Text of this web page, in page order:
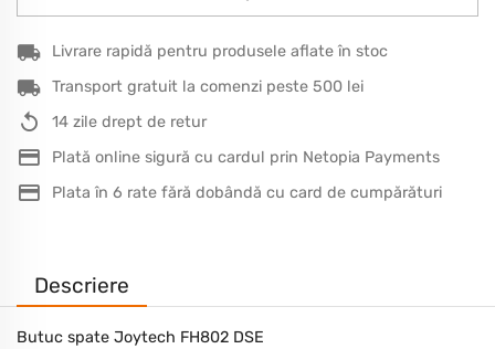
Livrare rapidă pentru produsele aflate în stoc
Transport gratuit la comenzi peste 500 lei
14 zile drept de retur
Plată online sigură cu cardul prin Netopia Payments
Plata în 6 rate fără dobândă cu card de cumpărături
Descriere
Butuc spate Joytech FH802 DSE